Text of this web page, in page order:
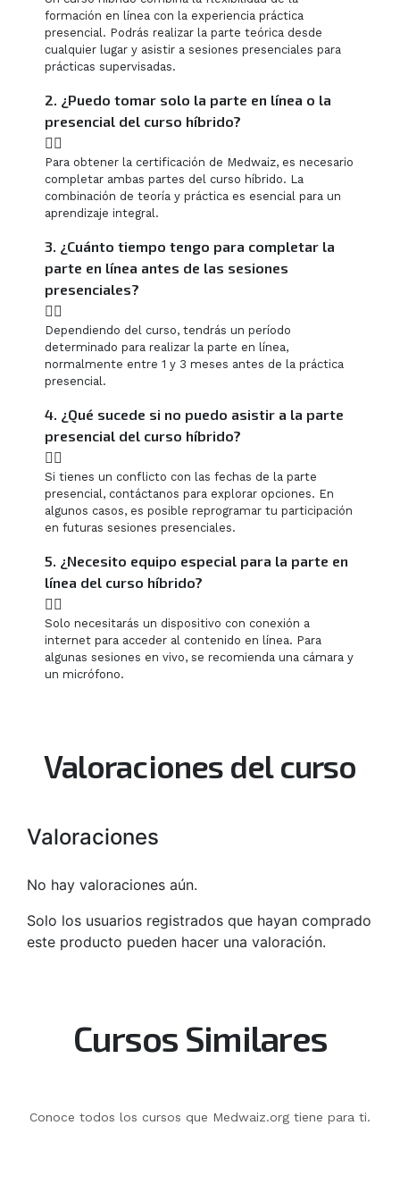
formación en línea con la experiencia práctica
presencial. Podrás realizar la parte teórica desde
cualquier lugar y asistir a sesiones presenciales para
prácticas supervisadas.
2. ¿Puedo tomar solo la parte en línea o la
presencial del curso híbrido?
Para obtener la certificación de Medwaiz, es necesario
completar ambas partes del curso híbrido. La
combinación de teoría y práctica es esencial para un
aprendizaje integral.
3. ¿Cuánto tiempo tengo para completar la
parte en línea antes de las sesiones
presenciales?
Dependiendo del curso, tendrás un período
determinado para realizar la parte en línea,
normalmente entre 1 y 3 meses antes de la práctica
presencial.
4. ¿Qué sucede si no puedo asistir a la parte
presencial del curso híbrido?
Si tienes un conflicto con las fechas de la parte
presencial, contáctanos para explorar opciones. En
algunos casos, es posible reprogramar tu participación
en futuras sesiones presenciales.
5. ¿Necesito equipo especial para la parte en
línea del curso híbrido?
Solo necesitarás un dispositivo con conexión a
internet para acceder al contenido en línea. Para
algunas sesiones en vivo, se recomienda una cámara y
un micrófono.
Valoraciones del curso
Valoraciones
No hay valoraciones aún.
Solo los usuarios registrados que hayan comprado
este producto pueden hacer una valoración.
Cursos Similares
Conoce todos los cursos que Medwaiz.org tiene para ti.